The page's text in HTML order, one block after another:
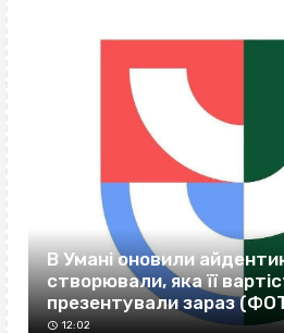
В Умані оновили
створювали, яка її
презентували зараз
12:02